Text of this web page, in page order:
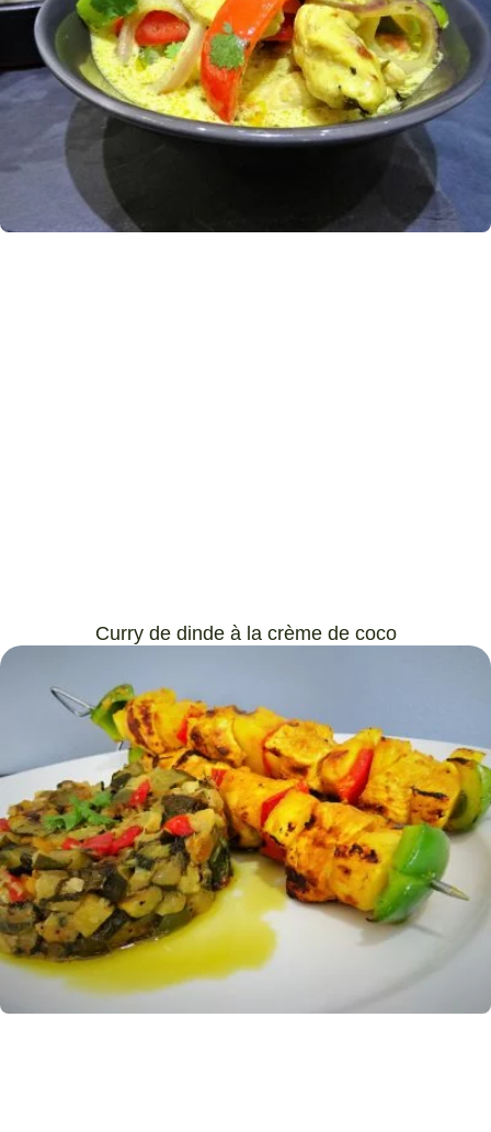
Curry de dinde à la crème de coco